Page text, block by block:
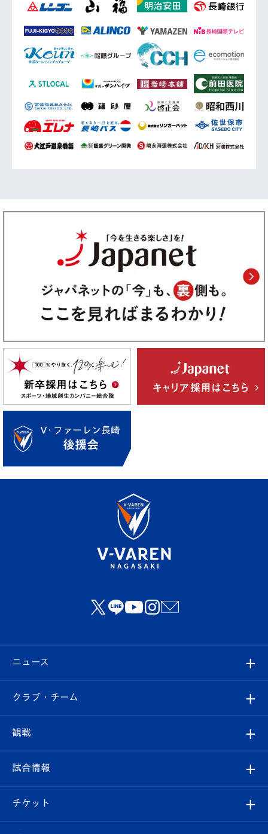
ニュース
すべて
クラブ
試合情報
クラブ・チーム
クラブ概要
エンブレム紹介
観戦
観戦ルール
はじめての観戦ガイド
試合情報
試合日程/結果
チケット